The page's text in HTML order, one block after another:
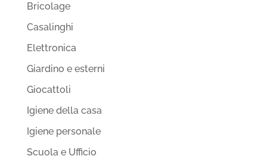
Bricolage
Casalinghi
Elettronica
Giardino e esterni
Giocattoli
Igiene della casa
Igiene personale
Scuola e Ufficio